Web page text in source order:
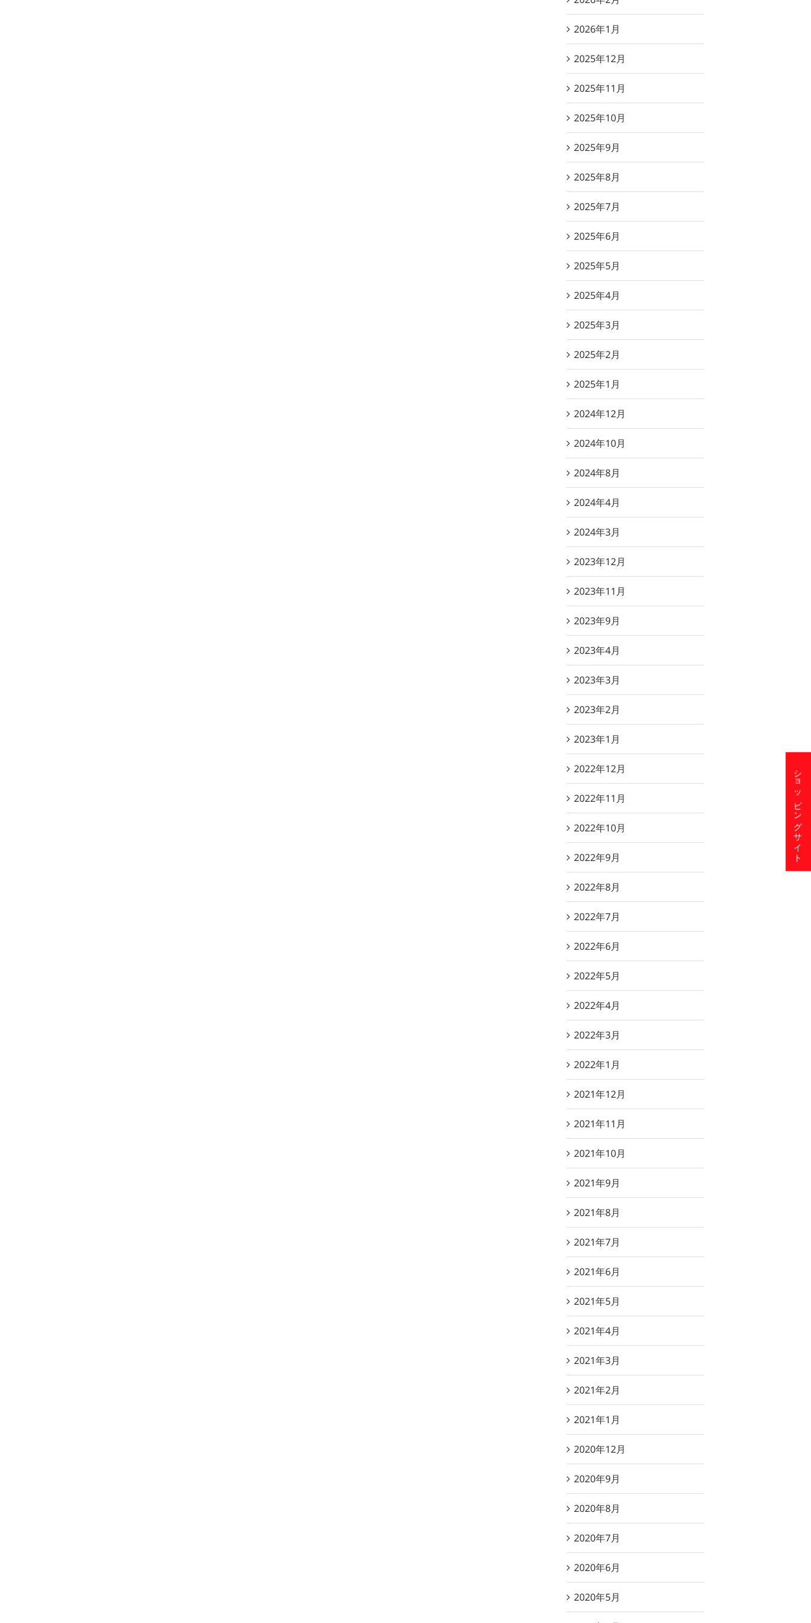
2026年1月
2025年12月
2025年11月
2025年10月
2025年9月
2025年8月
2025年7月
2025年6月
2025年5月
2025年4月
2025年3月
2025年2月
2025年1月
2024年12月
2024年10月
2024年8月
2024年4月
2024年3月
2023年12月
2023年11月
2023年9月
2023年4月
2023年3月
2023年2月
2023年1月
2022年12月
2022年11月
2022年10月
2022年9月
2022年8月
2022年7月
2022年6月
2022年5月
2022年4月
2022年3月
2022年1月
2021年12月
2021年11月
2021年10月
2021年9月
2021年8月
2021年7月
2021年6月
2021年5月
2021年4月
2021年3月
2021年2月
2021年1月
2020年12月
2020年9月
2020年8月
2020年7月
2020年6月
2020年5月
ショッピングサイト